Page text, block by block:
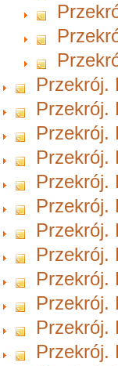
Przekrój.
Przekrój.
Przekrój.
Przekrój.
Przekrój.
Przekrój.
Przekrój.
Przekrój.
Przekrój.
Przekrój.
Przekrój.
Przekrój.